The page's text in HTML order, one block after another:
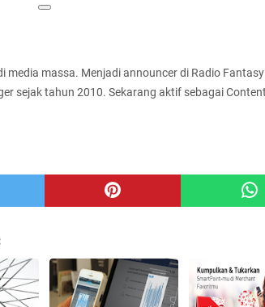
media massa. Menjadi announcer di Radio
sejak tahun 2010. Sekarang aktif sebagai